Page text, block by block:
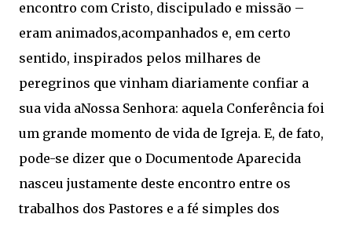
encontro com Cristo, discipulado e missão –
eram animados,acompanhados e, em certo
sentido, inspirados pelos milhares de
peregrinos que vinham diariamente confiar a
sua vida aNossa Senhora: aquela Conferência foi
um grande momento de vida de Igreja. E, de fato,
pode-se dizer que o Documentode Aparecida
nasceu justamente deste encontro entre os
trabalhos dos Pastores e a fé simples dos